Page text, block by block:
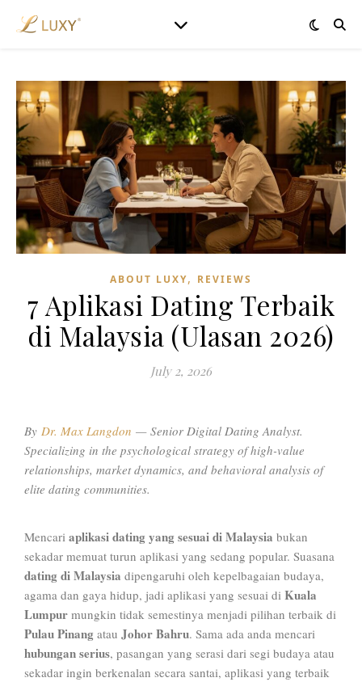
ABOUT LUXY, REVIEWS
7 Aplikasi Dating Terbaik
di Malaysia (Ulasan 2026)
July 2, 2026
By Dr. Max Langdon — Senior Digital Dating Analyst.
Specializing in the psychological strategy of high-value
relationships, market dynamics, and behavioral analysis of
elite dating communities.
Mencari aplikasi dating yang sesuai di Malaysia bukan
sekadar memuat turun aplikasi yang sedang popular. Suasana
dating di Malaysia dipengaruhi oleh kepelbagaian budaya,
agama dan gaya hidup, jadi aplikasi yang sesuai di Kuala
Lumpur mungkin tidak semestinya menjadi pilihan terbaik di
Pulau Pinang atau Johor Bahru. Sama ada anda mencari
hubungan serius, pasangan yang serasi dari segi budaya atau
sekadar ingin berkenalan secara santai, aplikasi yang terbaik